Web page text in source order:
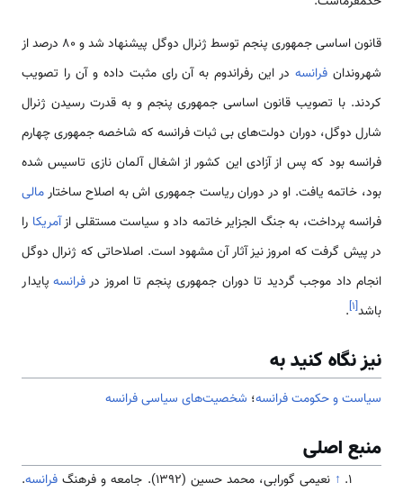
قانون اساسی جمهوری پنجم توسط ژنرال دوگل پیشنهاد شد و 80 درصد از
شهروندان فرانسهدر این رفراندوم به آن رای مثبت داده و آن را تصویب
کردند. با تصویب قانون اساسی جمهوری پنجم و به قدرت رسیدن ژنرال
شارل دوگل، دوران دولت‌های بی ثبات فرانسه که شاخصه جمهوری چهارم
فرانسه بود که پس از آزادی این کشور از اشغال آلمان نازی تاسیس شده
بود، خاتمه یافت. او در دوران ریاست جمهوری اش به اصلاح ساختارمالی
فرانسه پرداخت، به جنگ الجزایر خاتمه داد و سیاست مستقلی ازآمریکا را
در پیش گرفت که امروز نیز آثار آن مشهود است. اصلاحاتی که ژنرال دوگل
انجام داد موجب گردید تا دوران جمهوری پنجم تا امروز درفرانسه پایدار
باشد[۱]
.
نیز نگاه کنید به
سیاست و حکومت فرانسه؛ شخصیت‌های سیاسی فرانسه
منبع اصلی
↑ نعيمی گورابی، محمد حسين (1392). جامعه و فرهنگ فرانسه.